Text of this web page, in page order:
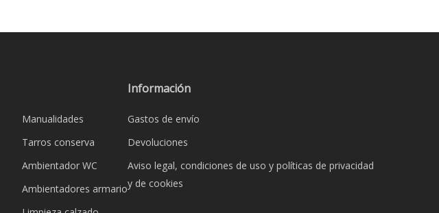
variantes.
de
producto
variantes.
Manualidades
Tarros conserva
Ambientador WC
Ambientadores armario
Información
Gastos de envío
Devoluciones
Aviso legal, condiciones de uso y políticas de privacidad
y de cookies